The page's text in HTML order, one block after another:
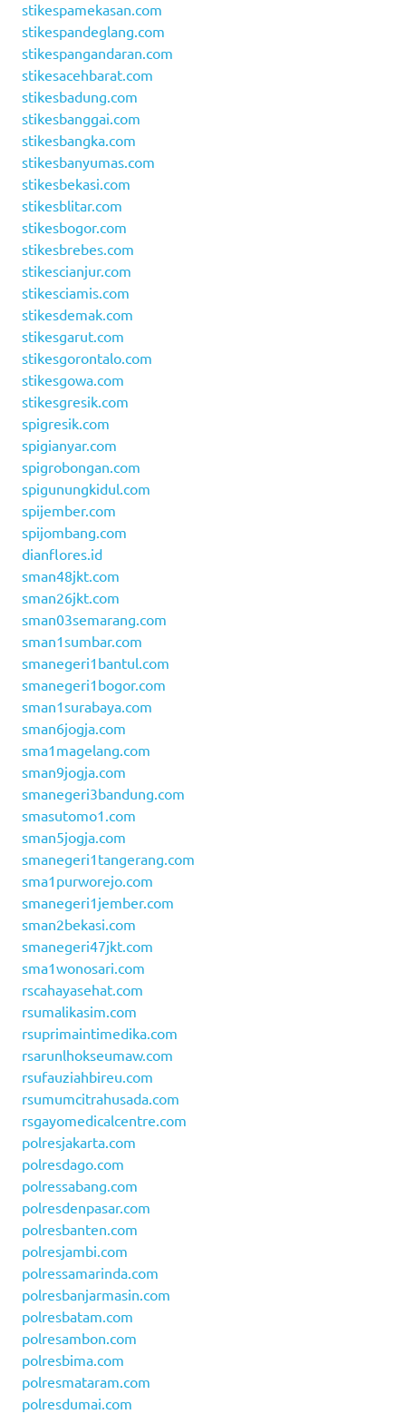
stikespamekasan.com
stikespandeglang.com
stikespangandaran.com
stikesacehbarat.com
stikesbadung.com
stikesbanggai.com
stikesbangka.com
stikesbanyumas.com
stikesbekasi.com
stikesblitar.com
stikesbogor.com
stikesbrebes.com
stikescianjur.com
stikesciamis.com
stikesdemak.com
stikesgarut.com
stikesgorontalo.com
stikesgowa.com
stikesgresik.com
spigresik.com
spigianyar.com
spigrobongan.com
spigunungkidul.com
spijember.com
spijombang.com
dianflores.id
sman48jkt.com
sman26jkt.com
sman03semarang.com
sman1sumbar.com
smanegeri1bantul.com
smanegeri1bogor.com
sman1surabaya.com
sman6jogja.com
sma1magelang.com
sman9jogja.com
smanegeri3bandung.com
smasutomo1.com
sman5jogja.com
smanegeri1tangerang.com
sma1purworejo.com
smanegeri1jember.com
sman2bekasi.com
smanegeri47jkt.com
sma1wonosari.com
rscahayasehat.com
rsumalikasim.com
rsuprimaintimedika.com
rsarunlhokseumaw.com
rsufauziahbireu.com
rsumumcitrahusada.com
rsgayomedicalcentre.com
polresjakarta.com
polresdago.com
polressabang.com
polresdenpasar.com
polresbanten.com
polresjambi.com
polressamarinda.com
polresbanjarmasin.com
polresbatam.com
polresambon.com
polresbima.com
polresmataram.com
polresdumai.com